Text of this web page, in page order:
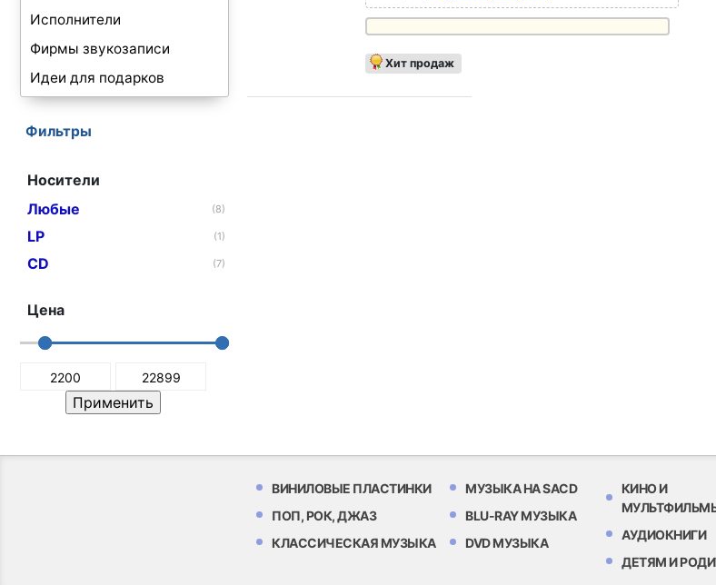
Исполнители
Фирмы звукозаписи
Идеи для подарков
Фильтры
Носители
Любые
(8)
LP (1)
CD (7)
Цена
Хит продаж
ВИНИЛОВЫЕ ПЛАСТИНКИ
ПОП, РОК, ДЖАЗ
КЛАССИЧЕСКАЯ МУЗЫКА
МУЗЫКА НА SACD
BLU-RAY МУЗЫКА
DVD МУЗЫКА
КИНО И
АУДИОКНИГИ
ДЕТЯМ И